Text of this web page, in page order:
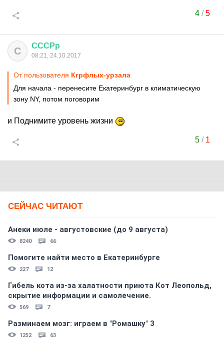
4/5
С СССРр
08:21, 24.10.2017
От пользователя Кгрфлых-урзала
Для начала - перенесите Екатеринбург в климатическую
зону NY, потом поговорим
и Поднимите уровень жизни
5/ 1
СЕЙЧАС ЧИТАЮТ
Анеки июле - августовские (до 9 августа)
8240 66
Помогите найти место в Екатеринбурге
227 12
Гибель кота из-за халатности приюта Кот Леопольд,
скрытиe информации и самолечение.
569 7
Разминаем мозг: играем в "Ромашку" 3
1252 63